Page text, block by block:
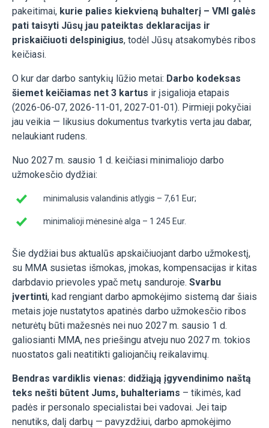
pakeitimai, kurie palies kiekvieną buhalterį – VMI galės
pati taisyti Jūsų jau pateiktas deklaracijas ir
priskaičiuoti delspinigius, todėl Jūsų atsakomybės ribos
keičiasi.
O kur dar darbo santykių lūžio metai: Darbo kodeksas
šiemet keičiamas net 3 kartus ir įsigalioja etapais
(2026-06-07, 2026-11-01, 2027-01-01). Pirmieji pokyčiai
jau veikia — likusius dokumentus tvarkytis verta jau dabar,
nelaukiant rudens.
Nuo 2027 m. sausio 1 d. keičiasi minimaliojo darbo
užmokesčio dydžiai:
minimalusis valandinis atlygis – 7,61 Eur;
minimalioji mėnesinė alga – 1 245 Eur.
Šie dydžiai bus aktualūs apskaičiuojant darbo užmokestį,
su MMA susietas išmokas, įmokas, kompensacijas ir kitas
darbdavio prievoles ypač metų sanduroje. Svarbu
įvertinti, kad rengiant darbo apmokėjimo sistemą dar šiais
metais joje nustatytos apatinės darbo užmokesčio ribos
neturėtų būti mažesnės nei nuo 2027 m. sausio 1 d.
galiosianti MMA, nes priešingu atveju nuo 2027 m. tokios
nuostatos gali neatitikti galiojančių reikalavimų.
Bendras vardiklis vienas: didžiąją įgyvendinimo naštą
teks nešti būtent Jums, buhalteriams – tikimės, kad
padės ir personalo specialistai bei vadovai. Jei taip
nenutiks, dalį darbų — pavyzdžiui, darbo apmokėjimo